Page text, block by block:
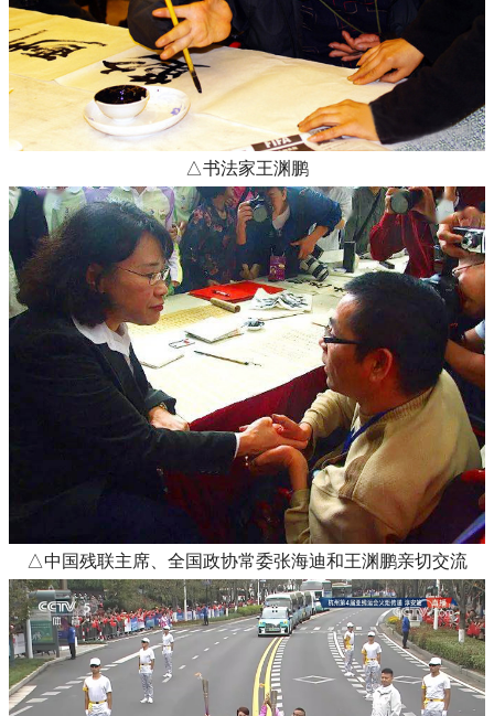
△书法家王渊鹏
△中国残联主席、全国政协常委张海迪和王渊鹏亲切交流